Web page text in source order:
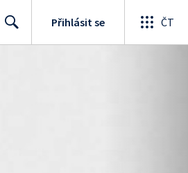
Přihlásit se ČT